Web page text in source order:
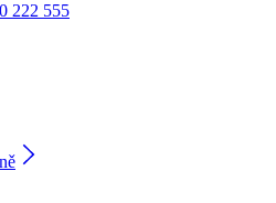
222 555